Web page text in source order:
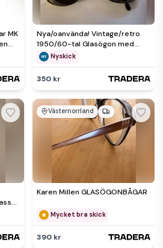
MK
Nya/oanvända! Vintage/retro
1950/60-tal Glasögon med
styrka,toning Västerlån
Nyskick
350 kr
Västernorrland
Karen Millen GLASÖGONBÅGAR
Mycket bra skick
390 kr